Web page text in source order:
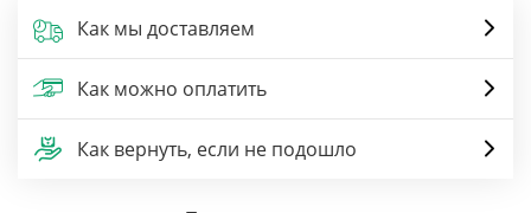
Как мы доставляем
Как можно оплатить
Как вернуть, если не подошло